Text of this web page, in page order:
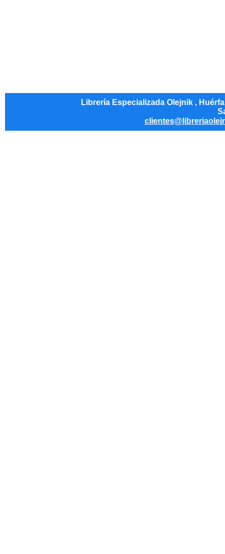
Librería Especializada Olejnik ,